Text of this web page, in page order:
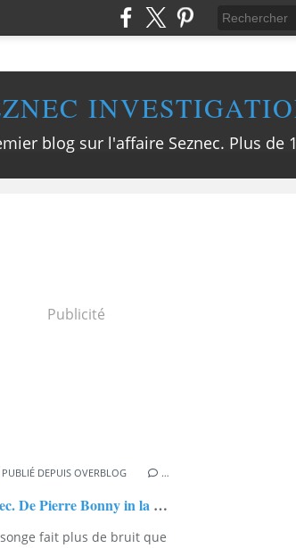
blog sur l'affaire Seznec. Plus de
Publicité
PUBLIÉ DEPUIS OVERBLOG …
Affaire Seznec. De Pierre Bonny in la lettre des descendants de Pierre Quémeneur en janvier 2006...
fait plus de bruit que